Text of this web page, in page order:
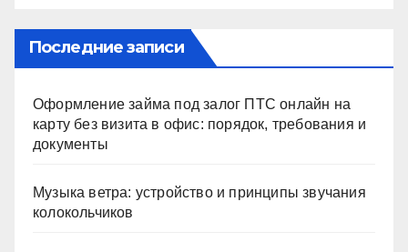
Последние записи
Оформление займа под залог ПТС онлайн на
карту без визита в офис: порядок, требования и
документы
Музыка ветра: устройство и принципы звучания
колокольчиков